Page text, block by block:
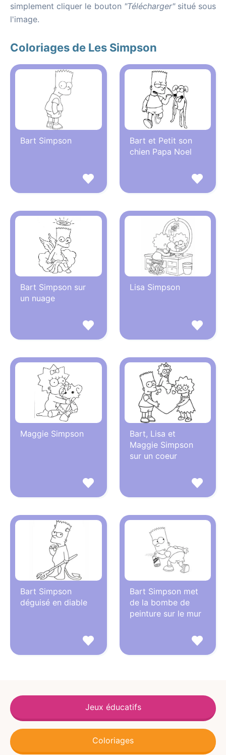
simplement cliquer le bouton "Télécharger"situé sous
l'image.
Coloriages de Les Simpson
Bart Simpson
Bart et Petit son
chien Papa Noel
Bart Simpson sur
un nuage
Lisa Simpson
Maggie Simpson
Bart, Lisa et
Maggie Simpson
sur un coeur
Bart Simpson
déguisé en diable
Bart Simpson met
de la bombe de
peinture sur le mur
Jeux éducatifs
Coloriages